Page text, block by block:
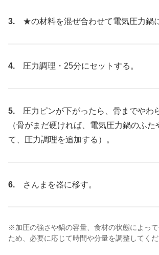
3. ★の材料を混ぜ合わせて電気圧力鍋
4. 圧力調理・25分にセットする。
5. 圧力ピンが下がったら、骨までやわ
（骨がまだ硬ければ、電気圧力鍋のふた
て、圧力調理を追加する）。
6. さんまを器に移す。
※加圧の強さや鍋の容量、食材の状態によっ
ため、必要に応じて時間や分量を調整してくだ